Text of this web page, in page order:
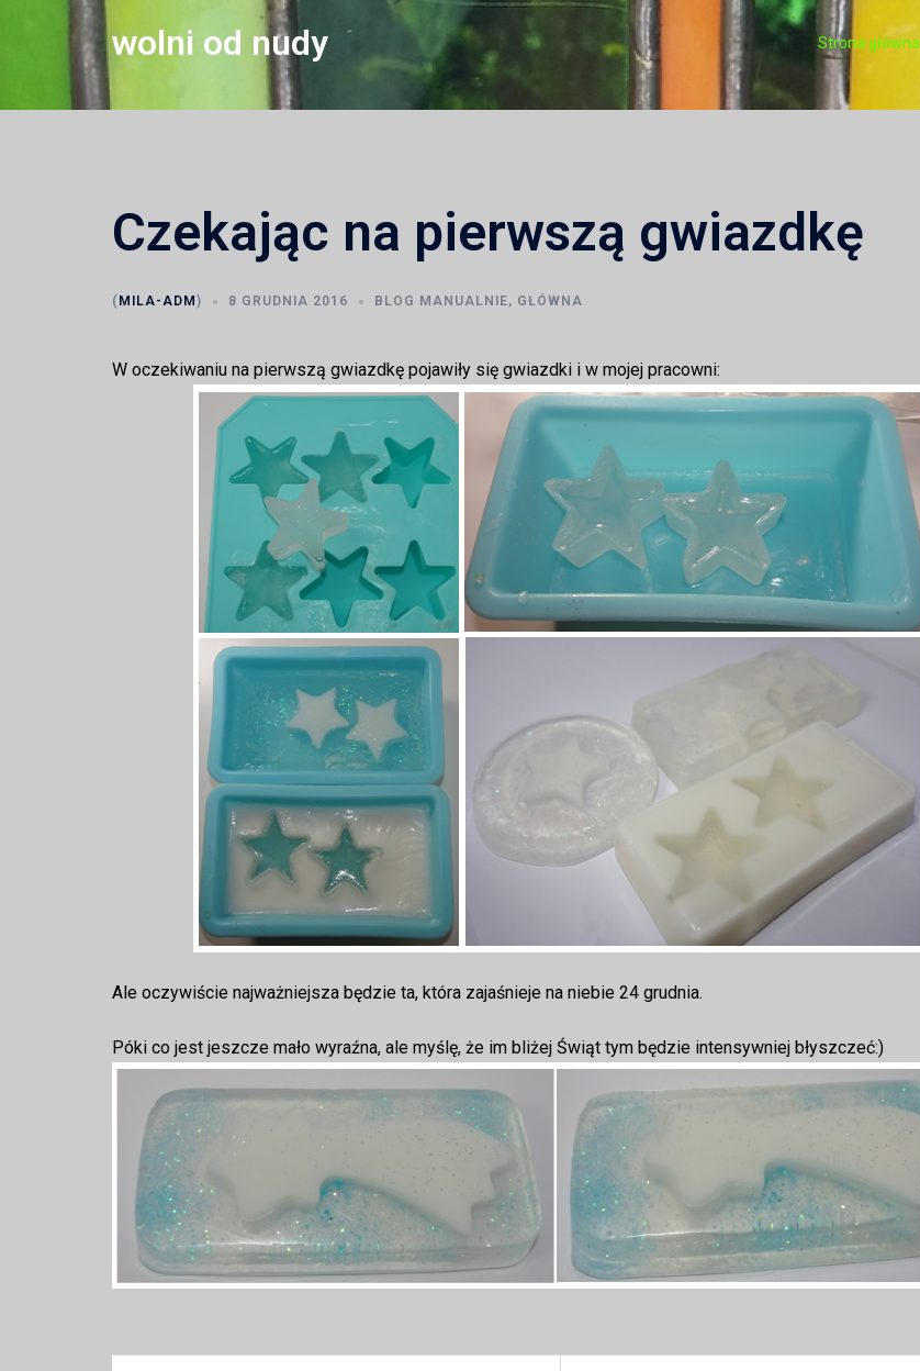
wolni od nudy Strona główna
Czekając na pierwszą gwiazdkę
( MILA-ADM ) 8 GRUDNIA 2016 BLOG MANUALNIE, GŁÓWNA
W oczekiwaniu na pierwszą gwiazdkę pojawiły się gwiazdki i w mojej pracowni:
Ale oczywiście najważniejsza będzie ta, która zajaśnieje na niebie 24 grudnia.
Póki co jest jeszcze mało wyraźna, ale myślę, że im bliżej Świąt tym będzie intensywniej błyszczeć:)